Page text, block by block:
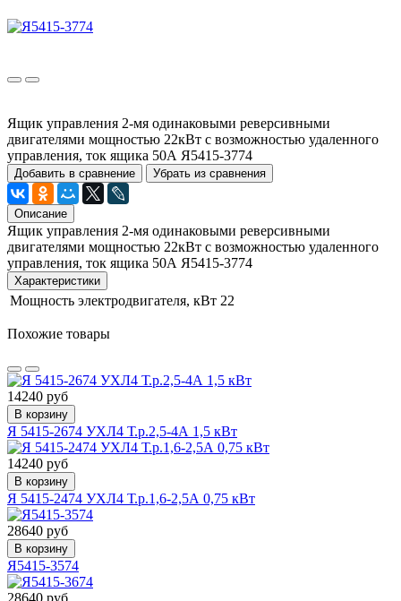
Ящик управления 2-мя одинаковыми реверсивными
двигателями мощностью 22кВт с возможностью удаленного
управления, ток ящика 50А Я5415-3774
Добавить в сравнение Убрать из сравнения
Описание
Ящик управления 2-мя одинаковыми реверсивными
двигателями мощностью 22кВт с возможностью удаленного
управления, ток ящика 50А Я5415-3774
Характеристики
Мощность электродвигателя, кВт 22
Похожие товары
14240 руб
В корзину
Я 5415-2674 УХЛ4 Т.р.2,5-4А 1,5 кВт
14240 руб
В корзину
Я 5415-2474 УХЛ4 Т.р.1,6-2,5А 0,75 кВт
28640 руб
В корзину
Я5415-3574
28640 руб